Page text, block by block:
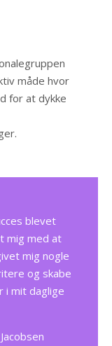
måde hvor
for at dykke
blevet
mig med at
mig nogle
og skabe
i mit daglige